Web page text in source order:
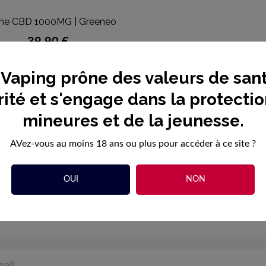
prône des valeurs de
et s'engage dans la
mineures et de la jeunesse.
AVez-vous au moins 18 ans ou plus pour accéder à ce site ?
OUI NON
APERÇU RAPIDE
CBD 1000MG | Greeneo
39,90 €
 Ajouter au panier